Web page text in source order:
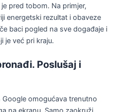
pred tobom. Na primjer,
energetski rezultat i obaveze
baci pogled na sve događaje i
je već pri kraju.
Poslušaj i
Google omogućava trenutno